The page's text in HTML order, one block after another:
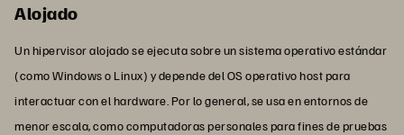
Alojado
Un hipervisor alojado se ejecuta sobre un sistema operativo estándar
(como Windows o Linux) y depende del OS operativo host para
interactuar con el hardware. Por lo general, se usa en entornos de
menor escala, como computadoras personales para fines de pruebas